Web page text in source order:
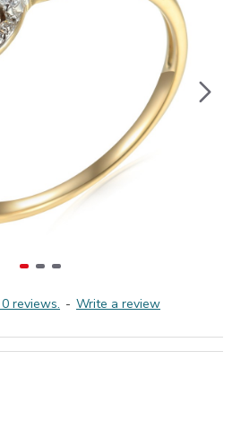
reviews. - Write a review